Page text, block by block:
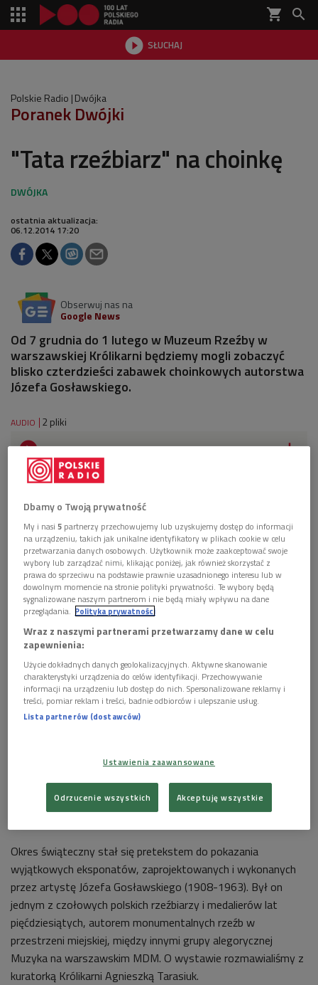
shopping_cart 
 SŁUCHAJ

Polskie Radio Dwójka
Poranek Dwójki
"Tata rzeźbiarz" na choinkę
ostatnia aktualizacja:
06.12.2014 17:20
Obserwuj nas na
Google News
Od 7 grudnia do 1 lutego w Muzeum Rzeźby w
warszawskiej Królikarni będziemy mogli zobaczyć
blisko czterdzieści zabawek choinkowych autorstwa
Józefa Gosławskiego.
AUDIO 2 pliki
 05'44 
Agnieszką Tarasiuk o wystawie "Tata rzeźbiarz" w
 07'01 
Maria Bienias i Krystyna Cieśluk o zwyczajach
adwentowych Mazowsza i Suwalszczyzny
(Poranek Dwójki)
Choć własnoręczne tworzenie dekoracji świątecznych było kiedyś popularne,
misterne eksponaciki prezentowane na wystawie wyróżnia wyraźny ślad ręki
Okres świąteczny stał się pretekstem do pokazania
wyjątkowych eksponatów, zaprojektowanych i wykonanych
przez artystę Józefa Gosławskiego (1908-1963). Był on
jednym z czołowych polskich rzeźbiarzy i medalierów lat
pięćdziesiątych, autorem monumentalnych rzeźb w
przestrzeni miejskiej, między innymi grupy alegorycznej
Muzyka na warszawskim MDM. O wystawie rozmawialiśmy z
kuratorką Królikarni Agnieszką Tarasiuk.
Dbamy o Twoją prywatność
My i nasi5 partnerzy przechowujemy lub uzyskujemy dostęp do informacji
na urządzeniu, takich jak unikalne identyfikatory w plikach cookie w celu
przetwarzania danych osobowych. Użytkownik może zaakceptować swoje
wybory lub zarządzać nimi, klikając poniżej, jak również skorzystać z
prawa do sprzeciwu na podstawie prawnie uzasadnionego interesu lub w
dowolnym momencie na stronie polityki prywatności. Te wybory będą
sygnalizowane naszym partnerom i nie będą miały wpływu na dane
przeglądania. Polityka prywatności
Wraz z naszymi partnerami przetwarzamy dane w celu
zapewnienia:
Użycie dokładnych danych geolokalizacyjnych. Aktywne skanowanie
charakterystyki urządzenia do celów identyfikacji. Przechowywanie
informacji na urządzeniu lub dostęp do nich. Spersonalizowane reklamy i
treści, pomiar reklam i treści, badnie odbiorców i ulepszanie usług.
Lista partnerów (dostawców)
Ustawienia zaawansowane
Odrzucenie wszystkich Akceptuję wszystkie